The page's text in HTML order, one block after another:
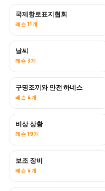
국제항로표지협회
레슨 11개
날씨
레슨 3개
구명조끼와 안전 하네스
레슨 4개
비상 상황
레슨 19개
보조 장비
레슨 4개